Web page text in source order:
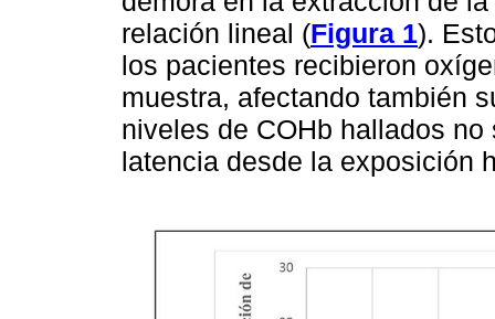
relación lineal (Figura 1).
los pacientes recibieron
muestra, afectando también
niveles de COHb hallados
latencia desde la exposición